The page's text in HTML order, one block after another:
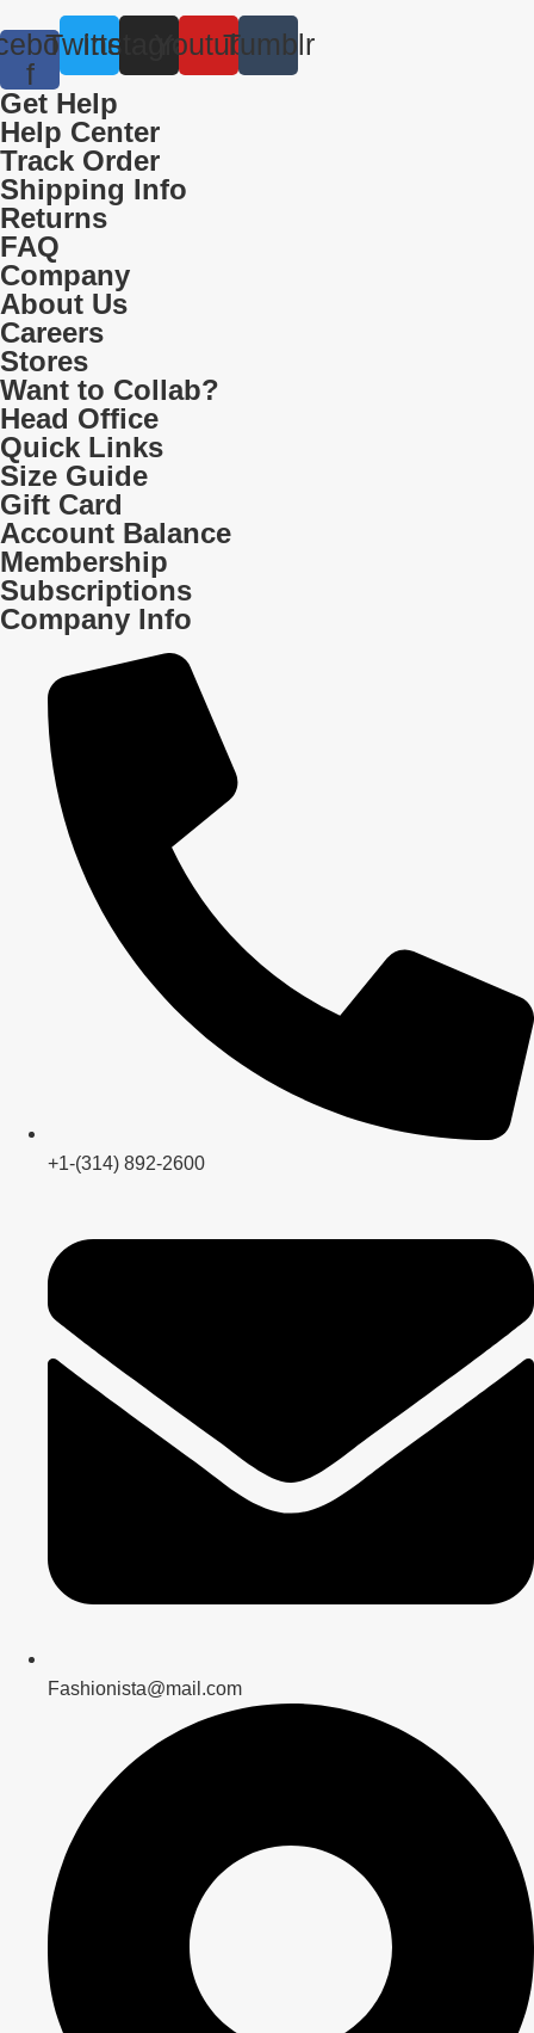
f
TwitterInstagramYoutubeTumblr
Get Help
Help Center
Track Order
Shipping Info
Returns
FAQ
Company
About Us
Careers
Stores
Want to Collab?
Head Office
Quick Links
Size Guide
Gift Card
Account Balance
Membership
Subscriptions
Company Info
+1-(314) 892-2600
Fashionista@mail.com